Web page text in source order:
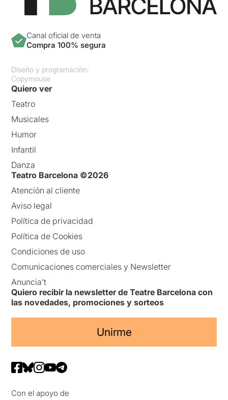
Canal oficial de venta
Compra 100% segura
Diseño y programación:
Copymouse
Quiero ver
Teatro
Musicales
Humor
Infantil
Danza
Teatro Barcelona ©2026
Atención al cliente
Aviso legal
Política de privacidad
Política de Cookies
Condiciones de uso
Comunicaciones comerciales y Newsletter
Anuncia’t
Quiero recibir la newsletter de Teatre Barcelona con
las novedades, promociones y sorteos
Unirme
Con el apoyo de